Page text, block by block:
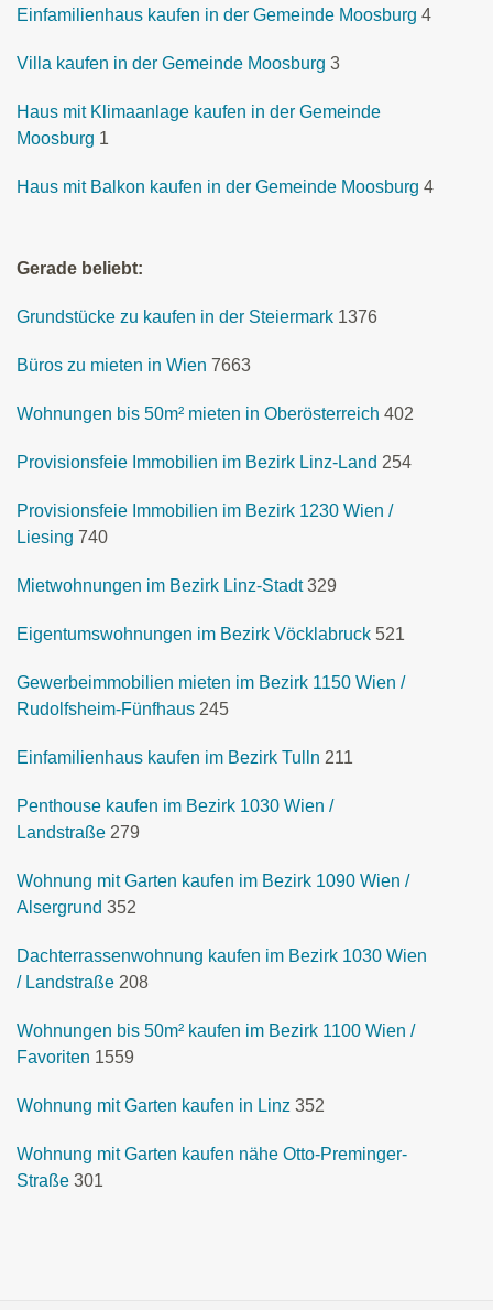
Einfamilienhaus kaufen in der Gemeinde Moosburg 4
Villa kaufen in der Gemeinde Moosburg 3
Haus mit Klimaanlage kaufen in der Gemeinde
Moosburg 1
Haus mit Balkon kaufen in der Gemeinde Moosburg 4
Gerade beliebt:
Grundstücke zu kaufen in der Steiermark 1376
Büros zu mieten in Wien 7663
Wohnungen bis 50m² mieten in Oberösterreich 402
Provisionsfeie Immobilien im Bezirk Linz-Land 254
Provisionsfeie Immobilien im Bezirk 1230 Wien /
Liesing 740
Mietwohnungen im Bezirk Linz-Stadt 329
Eigentumswohnungen im Bezirk Vöcklabruck 521
Gewerbeimmobilien mieten im Bezirk 1150 Wien /
Rudolfsheim-Fünfhaus 245
Einfamilienhaus kaufen im Bezirk Tulln 211
Penthouse kaufen im Bezirk 1030 Wien /
Landstraße 279
Wohnung mit Garten kaufen im Bezirk 1090 Wien /
Alsergrund 352
Dachterrassenwohnung kaufen im Bezirk 1030 Wien
/ Landstraße 208
Wohnungen bis 50m² kaufen im Bezirk 1100 Wien /
Favoriten 1559
Wohnung mit Garten kaufen in Linz 352
Wohnung mit Garten kaufen nähe Otto-Preminger-
Straße 301